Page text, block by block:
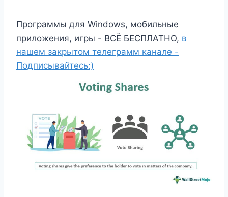
Программы для Windows, мобильные
приложения, игры - ВСЁ БЕСПЛАТНО, в
нашем закрытом телеграмм канале -
Подписывайтесь:)